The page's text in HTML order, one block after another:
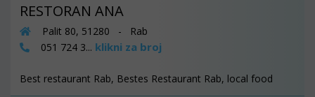
RESTORAN ANA
Palit 80, 51280 - Rab
051 724 3... klikni za broj
Best restaurant Rab, Bestes Restaurant Rab, local food